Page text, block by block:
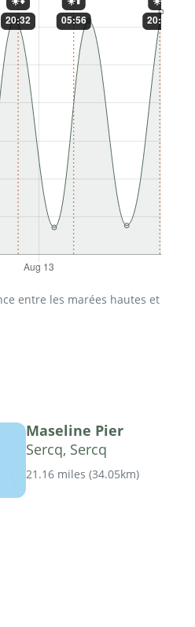
entre les marées hautes et
Maseline Pier
Sercq, Sercq
21.16 miles (34.05km)